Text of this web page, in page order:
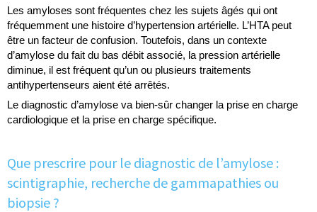
Les amyloses sont fréquentes chez les sujets âgés qui ont
fréquemment une histoire d’hypertension artérielle. L’HTA peut
être un facteur de confusion. Toutefois, dans un contexte
d’amylose du fait du bas débit associé, la pression artérielle
diminue, il est fréquent qu’un ou plusieurs traitements
antihypertenseurs aient été arrêtés.
Le diagnostic d’amylose va bien-sûr changer la prise en charge
cardiologique et la prise en charge spécifique.
Que prescrire pour le diagnostic de l’amylose :
scintigraphie, recherche de gammapathies ou
biopsie ?